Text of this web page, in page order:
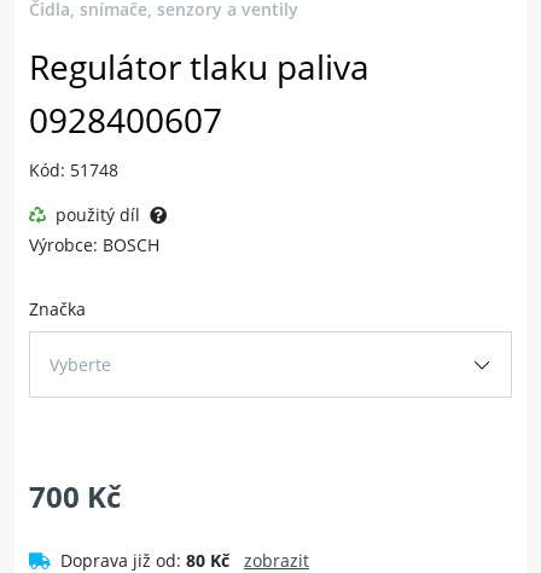
Čidla, snímače, senzory a ventily
Regulátor tlaku paliva
0928400607
Kód: 51748
použitý díl
Výrobce: BOSCH
Značka
Vyberte
700 Kč
Doprava již od: 80 Kč
zobrazit